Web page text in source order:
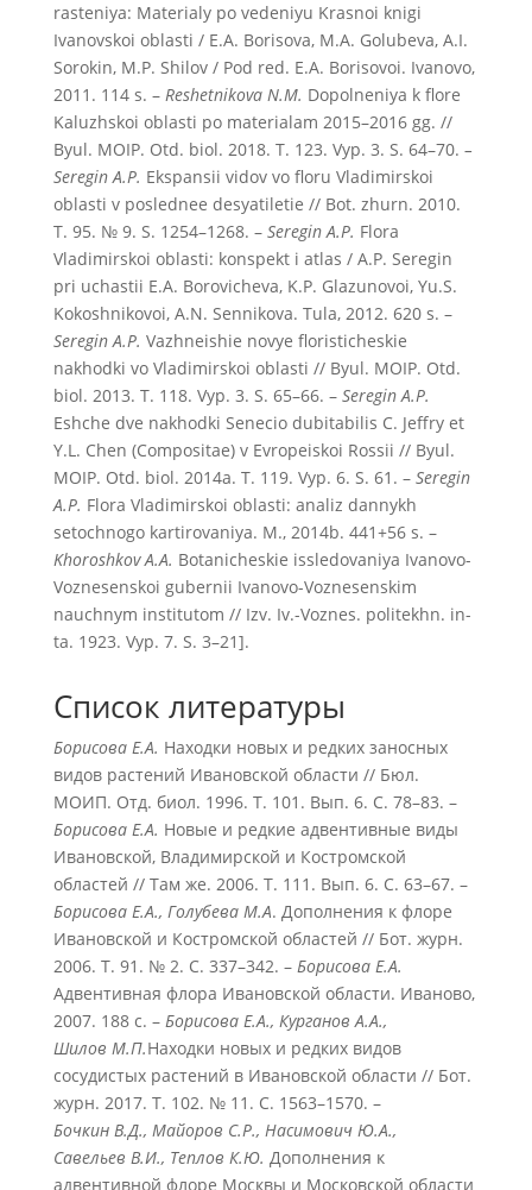
rasteniya: Materialy po vedeniyu Krasnoi knigi
Ivanovskoi oblasti / E.A. Borisova, M.A. Golubeva, A.I.
Sorokin, M.P. Shilov / Pod red. E.A. Borisovoi. Ivanovo,
2011. 114 s. – Reshetnikova N.M. Dopolneniya k flore
Kaluzhskoi oblasti po materialam 2015–2016 gg. //
Byul. MOIP. Otd. biol. 2018. T. 123. Vyp. 3. S. 64–70. –
Seregin A.P. Ekspansii vidov vo floru Vladimirskoi
oblasti v poslednee desyatiletie // Bot. zhurn. 2010.
T. 95. № 9. S. 1254–1268. – Seregin A.P. Flora
Vladimirskoi oblasti: konspekt i atlas / A.P. Seregin
pri uchastii E.A. Borovicheva, K.P. Glazunovoi, Yu.S.
Kokoshnikovoi, A.N. Sennikova. Tula, 2012. 620 s. –
Seregin A.P. Vazhneishie novye floristicheskie
nakhodki vo Vladimirskoi oblasti // Byul. MOIP. Otd.
biol. 2013. T. 118. Vyp. 3. S. 65–66. – Seregin A.P.
Eshche dve nakhodki Senecio dubitabilis C. Jeffry et
Y.L. Chen (Compositae) v Evropeiskoi Rossii // Byul.
MOIP. Otd. biol. 2014a. T. 119. Vyp. 6. S. 61. – Seregin
A.P. Flora Vladimirskoi oblasti: analiz dannykh
setochnogo kartirovaniya. M., 2014b. 441+56 s. –
Khoroshkov A.A. Botanicheskie issledovaniya Ivanovo-
Voznesenskoi gubernii Ivanovo-Voznesenskim
nauchnym institutom // Izv. Iv.-Voznes. politekhn. in-
ta. 1923. Vyp. 7. S. 3–21].
Список литературы
Борисова Е.А. Находки новых и редких заносных
видов растений Ивановской области // Бюл.
МОИП. Отд. биол. 1996. Т. 101. Вып. 6. С. 78–83. –
Борисова Е.А. Новые и редкие адвентивные виды
Ивановской, Владимирской и Костромской
областей // Там же. 2006. Т. 111. Вып. 6. С. 63–67. –
Борисова Е.А., Голубева М.А. Дополнения к флоре
Ивановской и Костромской областей // Бот. журн.
2006. Т. 91. № 2. С. 337–342. – Борисова Е.А.
Адвентивная флора Ивановской области. Иваново,
2007. 188 с. – Борисова Е.А., Курганов А.А.,
Шилов М.П.Находки новых и редких видов
сосудистых растений в Ивановской области // Бот.
журн. 2017. Т. 102. № 11. С. 1563–1570. –
Бочкин В.Д., Майоров С.Р., Насимович Ю.А.,
Савельев В.И., Теплов К.Ю. Дополнения к
адвентивной флоре Москвы и Московской области